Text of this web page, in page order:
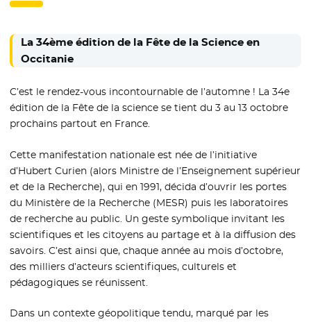
La 34ème édition de la Fête de la Science en
Occitanie
C’est le rendez-vous incontournable de l’automne ! La 34e
édition de la Fête de la science se tient du 3 au 13 octobre
prochains partout en France.
Cette manifestation nationale est née de l’initiative
d’Hubert Curien (alors Ministre de l’Enseignement supérieur
et de la Recherche), qui en 1991, décida d’ouvrir les portes
du Ministère de la Recherche (MESR) puis les laboratoires
de recherche au public. Un geste symbolique invitant les
scientifiques et les citoyens au partage et à la diffusion des
savoirs. C’est ainsi que, chaque année au mois d’octobre,
des milliers d’acteurs scientifiques, culturels et
pédagogiques se réunissent.
Dans un contexte géopolitique tendu, marqué par les